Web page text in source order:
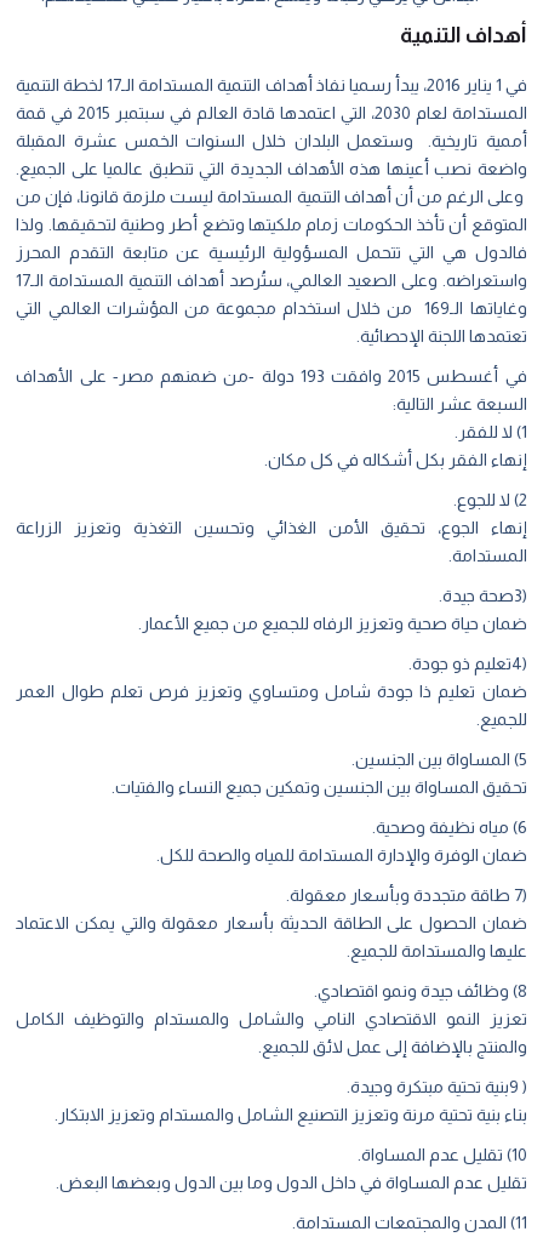
أهداف التنمية
في 1 يناير 2016، يبدأ رسميا نفاذ أهداف التنمية المستدامة الـ17 لخطة التنمية
المستدامة لعام 2030، التي اعتمدها قادة العالم في سبتمبر 2015 في قمة
أممية تاريخية. وستعمل البلدان خلال السنوات الخمس عشرة المقبلة
واضعة نصب أعينها هذه الأهداف الجديدة التي تنطبق عالميا على الجميع.
وعلى الرغم من أن أهداف التنمية المستدامة ليست ملزمة قانونا، فإن من
المتوقع أن تأخذ الحكومات زمام ملكيتها وتضع أطر وطنية لتحقيقها. ولذا
فالدول هي التي تتحمل المسؤولية الرئيسية عن متابعة التقدم المحرز
واستعراضه. وعلى الصعيد العالمي، ستُرصد أهداف التنمية المستدامة الـ17
وغاياتها الـ169 من خلال استخدام مجموعة من المؤشرات العالمي التي
تعتمدها اللجنة الإحصائية.
في أغسطس 2015 وافقت 193 دولة -من ضمنهم مصر- على الأهداف
السبعة عشر التالية:
1) لا للفقر.
إنهاء الفقر بكل أشكاله في كل مكان.
2) لا للجوع.
إنهاء الجوع، تحقيق الأمن الغذائي وتحسين التغذية وتعزيز الزراعة
المستدامة.
(3صحة جيدة.
ضمان حياة صحية وتعزيز الرفاه للجميع من جميع الأعمار.
(4تعليم ذو جودة.
ضمان تعليم ذا جودة شامل ومتساوي وتعزيز فرص تعلم طوال العمر
للجميع.
5) المساواة بين الجنسين.
تحقيق المساواة بين الجنسين وتمكين جميع النساء والفتيات.
6) مياه نظيفة وصحية.
ضمان الوفرة والإدارة المستدامة للمياه والصحة للكل.
(7 طاقة متجددة وبأسعار معقولة.
ضمان الحصول على الطاقة الحديثة بأسعار معقولة والتي يمكن الاعتماد
عليها والمستدامة للجميع.
8) وظائف جيدة ونمو اقتصادي.
تعزيز النمو الاقتصادي النامي والشامل والمستدام والتوظيف الكامل
والمنتج بالإضافة إلى عمل لائق للجميع.
( 9بنية تحتية مبتكرة وجيدة.
بناء بنية تحتية مرنة وتعزيز التصنيع الشامل والمستدام وتعزيز الابتكار.
10) تقليل عدم المساواة.
تقليل عدم المساواة في داخل الدول وما بين الدول وبعضها البعض.
11) المدن والمجتمعات المستدامة.